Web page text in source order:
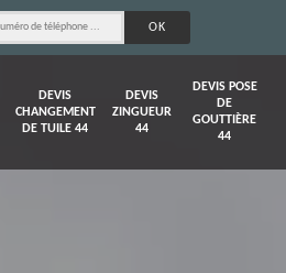
DEVIS
CHANGEMENT
DE TUILE 44
DEVIS
ZINGUEUR
44
DEVIS POSE
DE
GOUTTIÈRE
44